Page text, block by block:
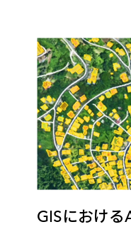
GISにおける